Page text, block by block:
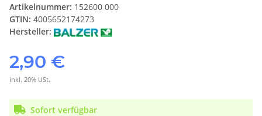
Artikelnummer: 152600 000
GTIN: 4005652174273
Hersteller:
2,90 €
inkl. 20% USt.
Sofort verfügbar